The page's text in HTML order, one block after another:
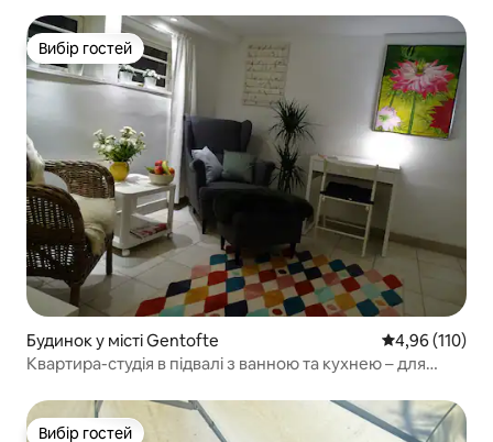
Вибір гостей
Вибір гостей
Будинок у місті Gentofte Середня
4,96 (110)
Квартира-студія в підвалі з ванною та кухнею – для
Вибір гостей